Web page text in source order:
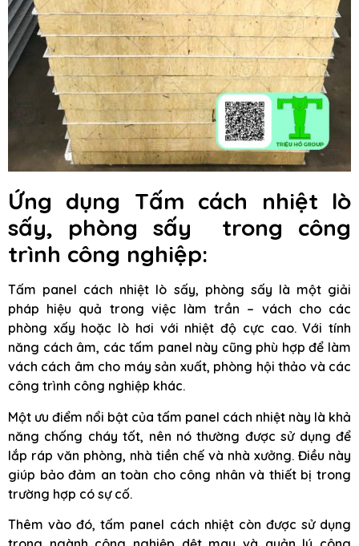
Ứng dụng Tấm cách nhiệt lò
sấy, phòng sấy trong công
trình công nghiệp:
Tấm panel cách nhiệt lò sấy, phòng sấy là một giải
pháp hiệu quả trong việc làm trần – vách cho các
phòng xấy hoặc lò hơi với nhiệt độ cực cao. Với tính
năng cách âm, các tấm panel này cũng phù hợp để làm
vách cách âm cho máy sản xuất, phòng hội thảo và các
công trình công nghiệp khác.
Một ưu điểm nổi bật của tấm panel cách nhiệt này là khả
năng chống cháy tốt, nên nó thường được sử dụng để
lắp ráp văn phòng, nhà tiền chế và nhà xưởng. Điều này
giúp bảo đảm an toàn cho công nhân và thiết bị trong
trường hợp có sự cố.
Thêm vào đó, tấm panel cách nhiệt còn được sử dụng